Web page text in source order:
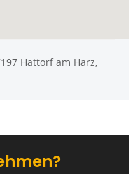
Hattorf am Harz,